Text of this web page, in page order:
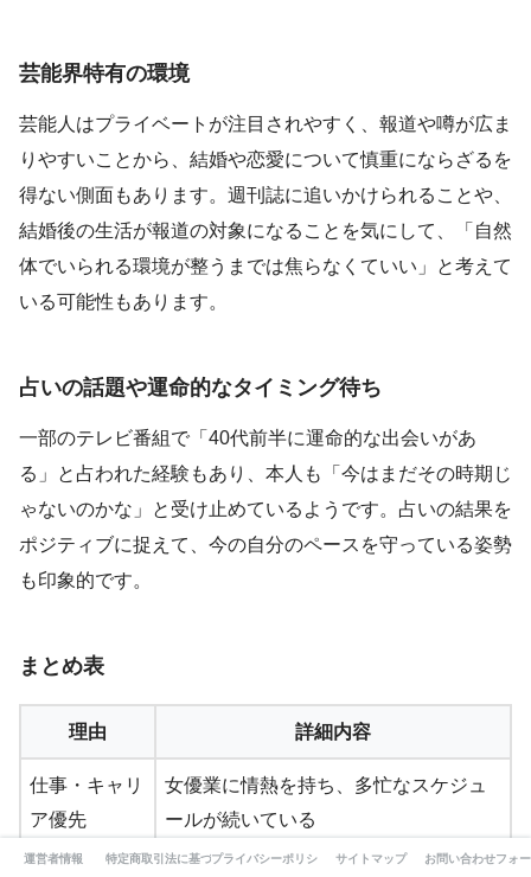
芸能界特有の環境
芸能人はプライベートが注目されやすく、報道や噂が広ま
りやすいことから、結婚や恋愛について慎重にならざるを
得ない側面もあります。週刊誌に追いかけられることや、
結婚後の生活が報道の対象になることを気にして、「自然
体でいられる環境が整うまでは焦らなくていい」と考えて
いる可能性もあります。
占いの話題や運命的なタイミング待ち
一部のテレビ番組で「40代前半に運命的な出会いがあ
る」と占われた経験もあり、本人も「今はまだその時期じ
ゃないのかな」と受け止めているようです。占いの結果を
ポジティブに捉えて、今の自分のペースを守っている姿勢
も印象的です。
まとめ表
理由 詳細内容
仕事・キャリ
ア優先
女優業に情熱を持ち、多忙なスケジュ
ールが続いている
運営者情報 特定商取引法に基づく表記プライバシーポリシー サイトマップ お問い合わせフォ